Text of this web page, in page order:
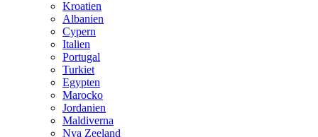
Kroatien
Albanien
Cypern
Italien
Portugal
Turkiet
Egypten
Marocko
Jordanien
Maldiverna
Nya Zeeland